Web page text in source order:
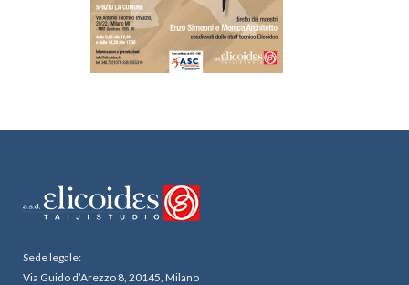
Sede legale:
Via Guido d’Arezzo 8, 20145, Milano